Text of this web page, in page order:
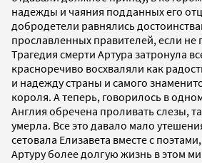
надежды и чаяния подданных его
добродетели равнялись
прославленных правителей, если не
Трагедия смерти Артура затронула
красноречиво восхваляли как
и надежду страны и самого
короля. А теперь, говорилось в
Англия обречена проливать слезы,
умерла. Все это давало мало
сетовала Елизавета вместе с
Артуру более долгую жизнь в этом